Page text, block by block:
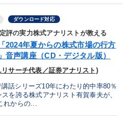
ダウンロード対応
評の実力株式アナリストが教える
2024年夏からの株式市場の行方
音声講座（CD・デジタル版）
サーチ代表／証券アナリスト)
話シリーズ10年にわたり的中率80％
を誇る株式アナリスト有賀泰夫が、
からの...